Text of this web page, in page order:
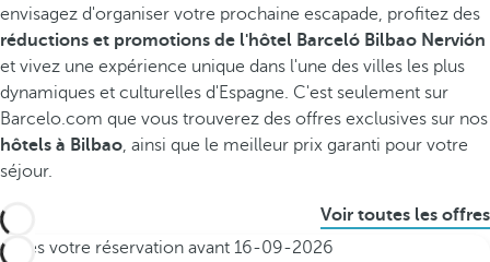
envisagez d'organiser votre prochaine escapade, profitez des
réductions et promotions de l'hôtel Barceló Bilbao Nervión
et vivez une expérience unique dans l'une des villes les plus
dynamiques et culturelles d'Espagne. C'est seulement sur
Barcelo.com que vous trouverez des offres exclusives sur nos
hôtels à Bilbao, ainsi que le meilleur prix garanti pour votre
séjour.
Voir toutes les offres
Faites votre réservation avant 16-09-2026